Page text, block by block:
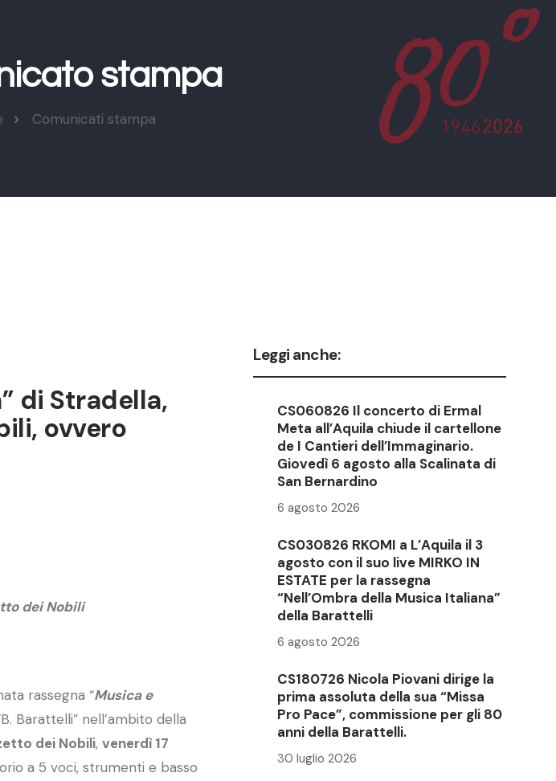
stampa
Comunicati stampa
di Stradella,
ovvero
dei Nobili
rassegna “Musica e
Barattelli” nell’ambito della
dei Nobili, venerdì 17
a 5 voci, strumenti e basso
Leggi anche:
CS060826 Il concerto di Ermal
Meta all’Aquila chiude il cartellone
de I Cantieri dell’Immaginario.
Giovedì 6 agosto alla Scalinata di
San Bernardino
6 agosto 2026
CS030826 RKOMI a L’Aquila il 3
agosto con il suo live MIRKO IN
ESTATE per la rassegna
“Nell’Ombra della Musica Italiana”
della Barattelli
6 agosto 2026
CS180726 Nicola Piovani dirige la
prima assoluta della sua “Missa
Pro Pace”, commissione per gli 80
anni della Barattelli.
30 luglio 2026